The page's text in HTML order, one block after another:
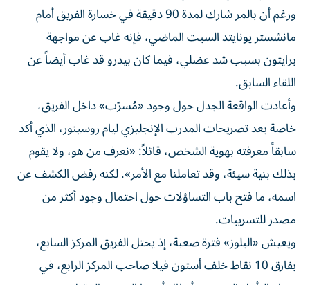
ورغم أن بالمر شارك لمدة 90 دقيقة في خسارة الفريق أمام
مانشستر يونايتد السبت الماضي، فإنه غاب عن مواجهة
برايتون بسبب شد عضلي، فيما كان بيدرو قد غاب أيضاً عن
اللقاء السابق.
وأعادت الواقعة الجدل حول وجود «مُسرّب» داخل الفريق،
خاصة بعد تصريحات المدرب الإنجليزي ليام روسينور، الذي أكد
سابقاً معرفته بهوية الشخص، قائلاً: «نعرف من هو، ولا يقوم
بذلك بنية سيئة، وقد تعاملنا مع الأمر». لكنه رفض الكشف عن
اسمه، ما فتح باب التساؤلات حول احتمال وجود أكثر من
مصدر للتسريبات.
ويعيش «البلوز» فترة صعبة، إذ يحتل الفريق المركز السابع،
بفارق 10 نقاط خلف أستون فيلا صاحب المركز الرابع، في